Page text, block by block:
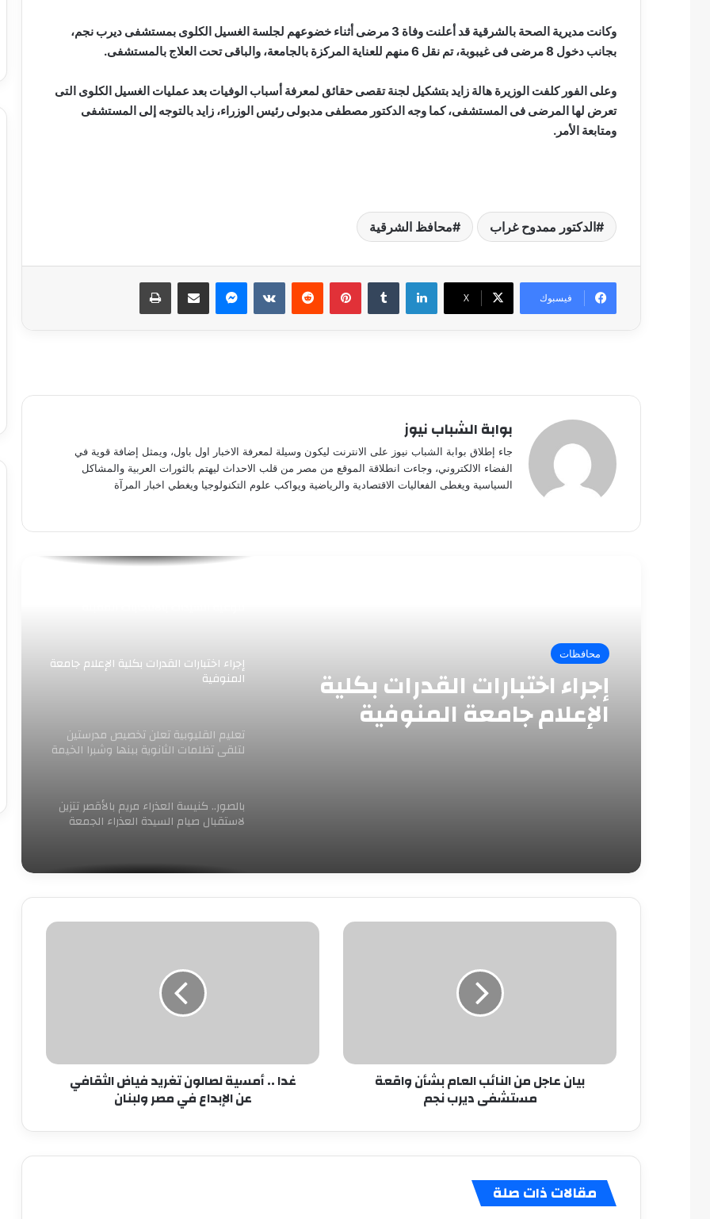
وكانت مديرية الصحة بالشرقية قد أعلنت وفاة 3 مرضى أثناء خضوعهم لجلسة الغسيل الكلوى بمستشفى ديرب نجم،
بجانب دخول 8 مرضى فى غيبوبة، تم نقل 6 منهم للعناية المركزة بالجامعة، والباقى تحت العلاج بالمستشفى.
وعلى الفور كلفت الوزيرة هالة زايد بتشكيل لجنة تقصى حقائق لمعرفة أسباب الوفيات بعد عمليات الغسيل الكلوى التى
تعرض لها المرضى فى المستشفى، كما وجه الدكتور مصطفى مدبولى رئيس الوزراء، زايد بالتوجه إلى المستشفى
ومتابعة الأمر.
الدكتور ممدوح غراب محافظ الشرقية
فيسبوك ‫X
لينكدإن بينتيريست ماسنجر مشاركة عبر البريد طباعة
بوابة الشباب نيوز
جاء إطلاق بوابة الشباب نيوز على الانترنت ليكون وسيلة لمعرفة الاخبار اول باول، ويمثل إضافة قوية في
الفضاء الالكتروني، وجاءت انطلاقة الموقع من مصر من قلب الاحداث ليهتم بالثورات العربية والمشاكل
السياسية ويغطى الفعاليات الاقتصادية والرياضية ويواكب علوم التكنولوجيا ويغطي اخبار المرآة
محافظات
إجراء اختبارات القدرات بكلية
الإعلام جامعة المنوفية
المنتظمة
أرقام قياسية فى معدلات حركة السفن
صندوق العشوائيات لتطوير عدة مناطق
أهالى حى الزهور ببورسعيد يشتكون من
تلف أعمدة الإنارة بالشوارع والميادين
مدارس البحيرة وكفر الشيخ والغربية
إجراء اختبارات القدرات بكلية الإعلام جامعة
المنوفية
تعليم القليوبية تعلن تخصيص مدرستين
لتلقى تظلمات الثانوية ببنها وشبرا الخيمة
بالصور.. كنيسة العذراء مريم بالأقصر تتزين
لاستقبال صيام السيدة العذراء الجمعة
محافظ القاهرة يحدد سعر المتر مقابل
التصالح في مخالفات البناء
يسلمان 205 شهادات “أمان” للعمالة غير
المنتظمة
أرقام قياسية فى معدلات حركة السفن
الدقهلية توقع بروتوكول تعاون مع مدير
صندوق العشوائيات لتطوير عدة مناطق
بيان
ديرب
بيان عاجل من النائب العام بشأن واقعة
مستشفى ديرب نجم
غدا
الإبداع
غدا .. أمسية لصالون تغريد فياض الثقافي
عن الإبداع في مصر ولبنان
مقالات ذات صلة
كليوباترا
القرن
21
مصطفى كامل سيف الدين …. يكتب
مايسه عطوه كليوباترا القرن 21
مصطفى كامل سيف الدين …. يكتب
ميلاد جديد